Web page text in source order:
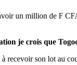
un million de F
je crois que
recevoir son lot au